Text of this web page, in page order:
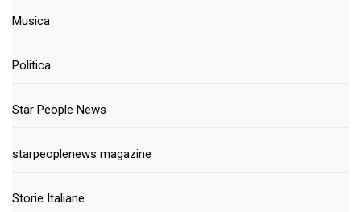
Musica
Politica
Star People News
starpeoplenews magazine
Storie Italiane